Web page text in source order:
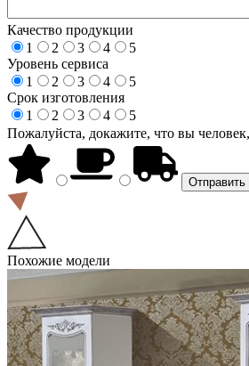
Качество продукции
1
2 3 4
5
Уровень сервиса
1
2 3 4
5
Срок изготовления
1
2 3 4
5
Пожалуйста, докажите, что вы
Похожие модели